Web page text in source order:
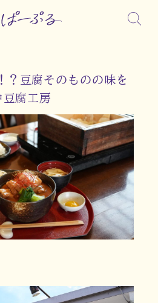
？豆腐そのものの味を
腐工房